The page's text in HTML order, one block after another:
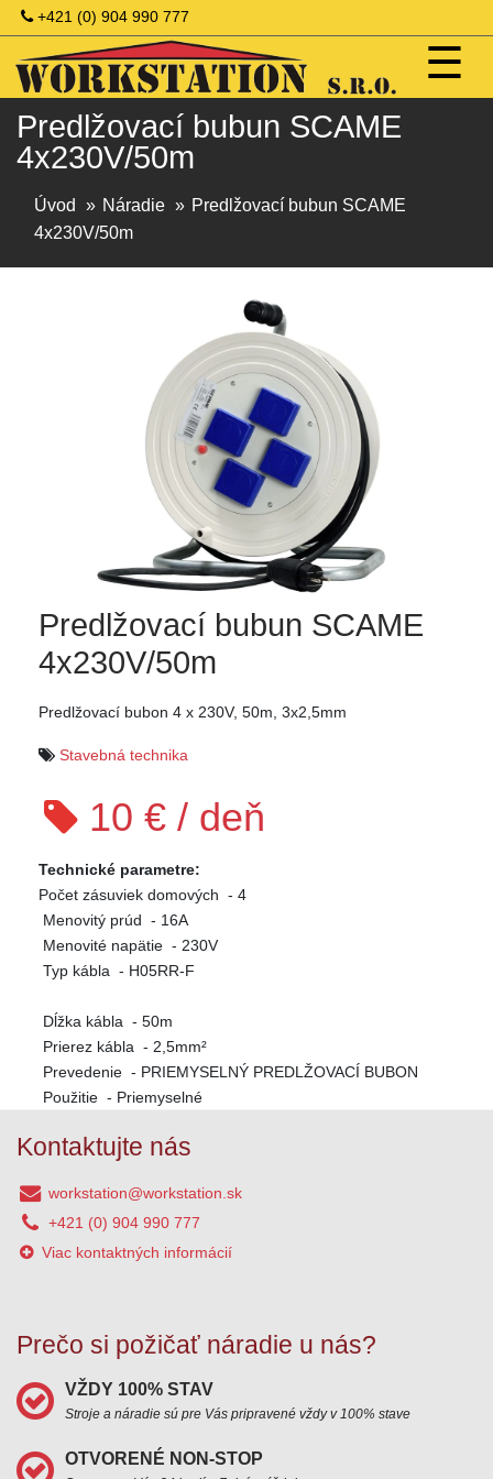
+421 (0) 904 990 777‬
☰
Predlžovací bubun SCAME
4x230V/50m
Úvod Náradie
Predlžovací bubun SCAME
4x230V/50m
Predlžovací bubun SCAME
4x230V/50m
Predlžovací bubon 4 x 230V, 50m, 3x2,5mm
Stavebná technika
10 € / deň
Technické parametre:
Počet zásuviek domových - 4
Menovitý prúd - 16A
Menovité napätie - 230V
Typ kábla - H05RR-F
Dĺžka kábla - 50m
Prierez kábla - 2,5mm²
Prevedenie - PRIEMYSELNÝ PREDLŽOVACÍ BUBON
Použitie - Priemyselné
Kontaktujte nás
workstation@workstation.sk
+421 (0) 904 990 777‬
Viac kontaktných informácií
Prečo si požičať náradie u nás?
VŽDY 100% STAV
Stroje a náradie sú pre Vás pripravené vždy v 100% stave
OTVORENÉ NON-STOP